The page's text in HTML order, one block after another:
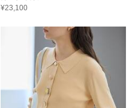
¥23,100